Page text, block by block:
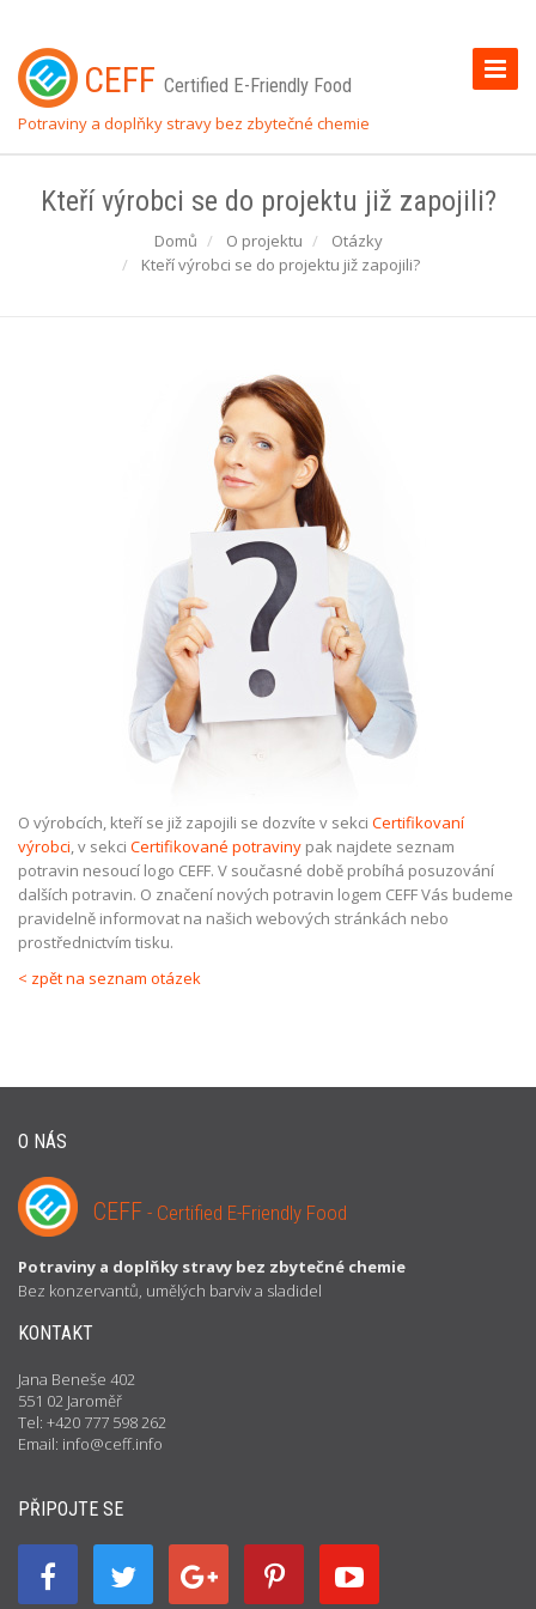
Toggle
CEFF Certified E-Friendly Food
Potraviny a doplňky stravy bez zbytečné chemie
Kteří výrobci se do projektu již zapojili?
Domů O projektu
Otázky
Kteří výrobci se do projektu již zapojili?
O výrobcích, kteří se již zapojili se dozvíte v sekci Certifikovaní
výrobci, v sekci Certifikované potraviny pak najdete seznam
potravin nesoucí logo CEFF. V současné době probíhá posuzování
dalších potravin. O značení nových potravin logem CEFF Vás budeme
pravidelně informovat na našich webových stránkách nebo
prostřednictvím tisku.
< zpět na seznam otázek
O NÁS
CEFF - Certified E-Friendly Food
Potraviny a doplňky stravy bez zbytečné chemie
Bez konzervantů, umělých barviv a sladidel
KONTAKT
Jana Beneše 402
551 02 Jaroměř
Tel: +420 777 598 262
Email: info@ceff.info
PŘIPOJTE SE